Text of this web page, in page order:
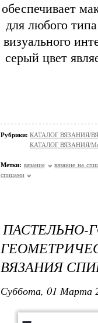
обеспечивает
для любого
визуального
серый цвет
Рубрики: КАТАЛОГ ВЯЗАНИЯ/
КАТАЛОГ ВЯЗАНИЯ/
Метки: вязание
вязание на
спицами
ВЯЗАНИЯ
Суббота, 01 Марта